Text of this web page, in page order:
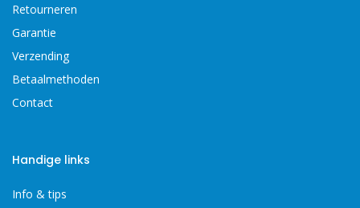
Retourneren
Garantie
Verzending
Betaalmethoden
Contact
Handige links
Info & tips